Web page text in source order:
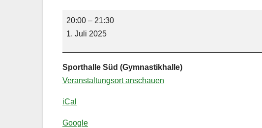
Zumba-
Fitness
20:00 – 21:30
1. Juli 2025
Sporthalle Süd (Gymnastikhalle)
Veranstaltungsort anschauen
iCal
Google